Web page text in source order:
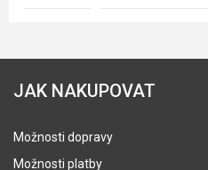
JAK NAKUPOVAT
Možnosti dopravy
Možnosti platby